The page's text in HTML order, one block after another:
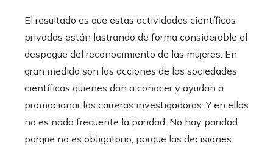
El resultado es que estas actividades científicas
privadas están lastrando de forma considerable el
despegue del reconocimiento de las mujeres. En
gran medida son las acciones de las sociedades
científicas quienes dan a conocer y ayudan a
promocionar las carreras investigadoras. Y en ellas
no es nada frecuente la paridad. No hay paridad
porque no es obligatorio, porque las decisiones